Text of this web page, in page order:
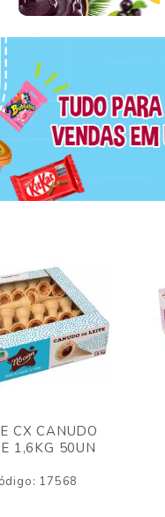
CX CANUDO
1,6KG 50UN
17568